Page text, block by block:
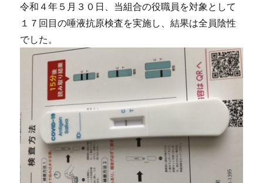
令和４年５月３０日、当組合の役職員を対象として
１７回目の唾液抗原検査を実施し、結果は全員陰性
でした。